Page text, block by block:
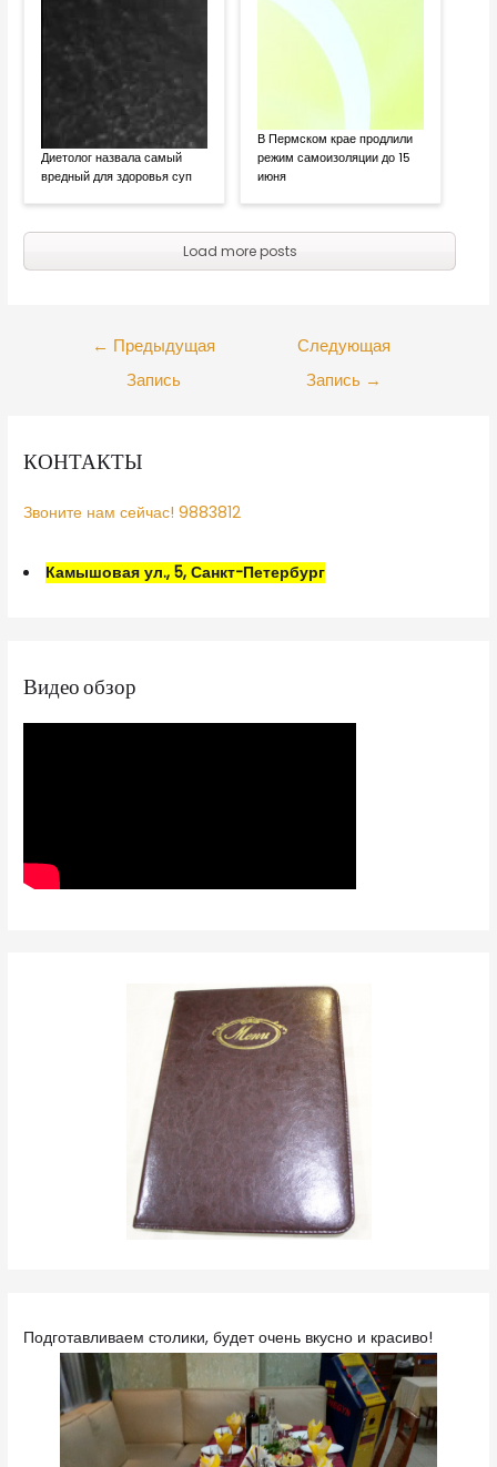
Диетолог назвала самый
вредный для здоровья суп
В Пермском крае продлили
режим самоизоляции до 15
июня
Load more posts
← Предыдущая
Запись
Следующая
Запись →
КОНТАКТЫ
Звоните нам сейчас! 9883812
Камышовая ул., 5, Санкт-Петербург
Видео обзор
Подготавливаем столики, будет очень вкусно и красиво!